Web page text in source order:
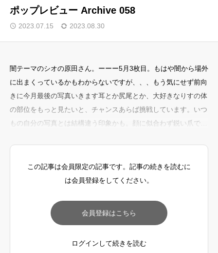
ポップレビュー Archive 058
2023.07.15 2023.08.30
闇テーマのシオの原田さん。ーーー5月3枚目。もはや闇から場外
に出まくっているかもわからないですが、、、もう気にせず前向
きに今月最後の写真いきます耳とか尻尾とか、大好きなりすの体
の部位をもっと見たいと、チャンスあらば挑戦しています。いつ
もの自分の写真とは結構違う印象かも。顔に似合わず鋭い爪で木
な。ーーーみんな闇＝暗くしたがるけど、闇＝暗いは全然違う。
足をみせたいけど、なんだか解らないと思われたらそれま
この記事は会員限定の記事です。記事の続きを読むに
は会員登録をしてください。
会員登録はこちら
ログインして続きを読む
Popcorn Member my-page